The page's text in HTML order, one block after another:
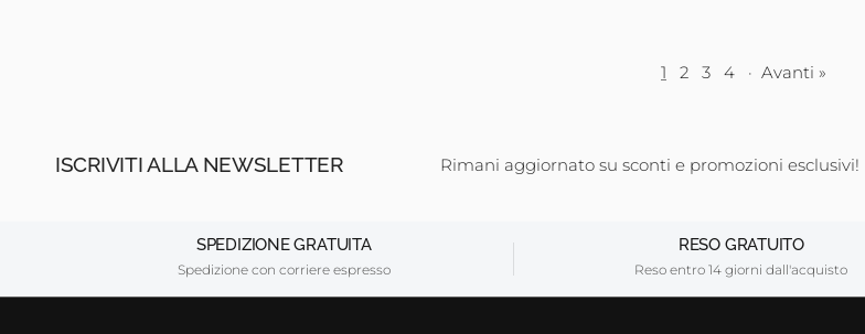
1 2 3 4 · Avanti »
ISCRIVITI ALLA NEWSLETTER Rimani aggiornato su sconti e promozioni esclusivi!
SPEDIZIONE GRATUITA
Spedizione con corriere espresso
RESO GRATUITO
Reso entro 14 giorni dall'acquisto